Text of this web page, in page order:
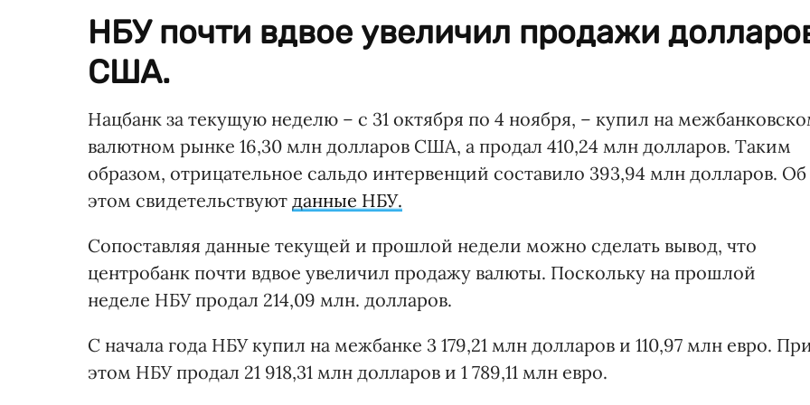
НБУ почти вдвое увеличил продажи
США.
Нацбанк за текущую неделю – с 31 октября по 4 ноября, – купил на
валютном рынке 16,30 млн долларов США, а продал 410,24 млн долларов. Таким
образом, отрицательное сальдо интервенций составило 393,94 млн долларов. Об
этом свидетельствуют данные НБУ.
Сопоставляя данные текущей и прошлой недели можно сделать вывод, что
центробанк почти вдвое увеличил продажу валюты. Поскольку на прошлой
неделе НБУ продал 214,09 млн. долларов.
С начала года НБУ купил на межбанке 3 179,21 млн долларов и 110,97 млн евро.
этом НБУ продал 21 918,31 млн долларов и 1 789,11 млн евро.